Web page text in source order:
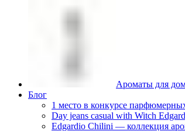
Ароматы для
Блог
1 место в конкурсе
Day jeans casual with Witch
Edgardio Chilini — коллекция